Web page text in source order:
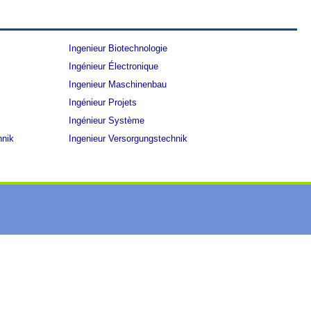
Ingenieur Biotechnologie
Ingénieur Électronique
Ingenieur Maschinenbau
Ingénieur Projets
Ingénieur Système
Ingenieur Versorgungstechnik